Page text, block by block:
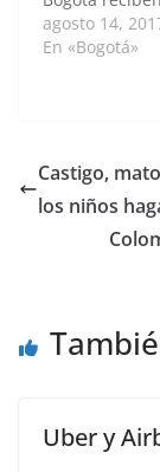
formación
mejoras y
Universidad
de Colombia
comerciantes
logística…
agosto 14,
En «Bogotá»
Castigo,
los niños
Uber y